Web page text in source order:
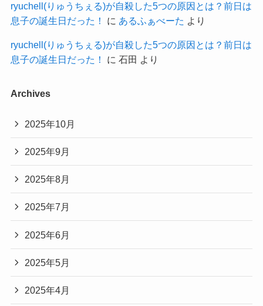
ryuchell(りゅうちぇる)が自殺した5つの原因とは？前日は
息子の誕生日だった！
に あるふぁべーた より
ryuchell(りゅうちぇる)が自殺した5つの原因とは？前日は
息子の誕生日だった！
に 石田 より
Archives
2025年10月
2025年9月
2025年8月
2025年7月
2025年6月
2025年5月
2025年4月